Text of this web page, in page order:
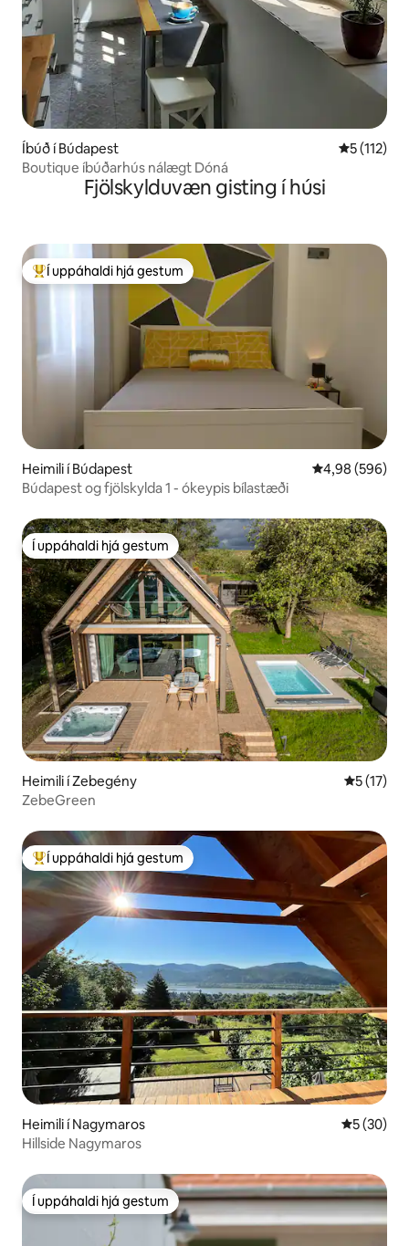
Íbúð í Búdapest 5 af 5 í
5 (112)
Boutique íbúðarhús nálægt Dóná
Fjölskylduvæn gisting í húsi
Í mestu uppáhaldi hjá gestum
Í uppáhaldi hjá gestum
Heimili í Búdapest 4,98 af 5 í
4,98 (596)
Búdapest og fjölskylda 1 - ókeypis bílastæði
Í uppáhaldi hjá gestum
Í uppáhaldi hjá gestum
Heimili í Zebegény 5 af 5 í
5 (17)
ZebeGreen
Í mestu uppáhaldi hjá gestum
Í uppáhaldi hjá gestum
Heimili í Nagymaros 5 af 5 í
5 (30)
Hillside Nagymaros
Í uppáhaldi hjá gestum
Í uppáhaldi hjá gestum